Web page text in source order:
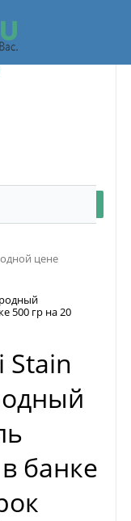
цене
500 гр на 20
Stain
банке